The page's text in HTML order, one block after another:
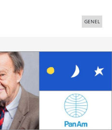
GENEL